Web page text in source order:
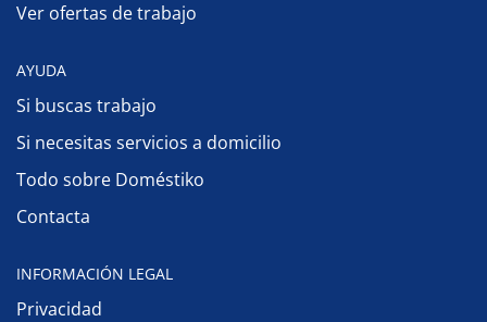
Ver ofertas de trabajo
AYUDA
Si buscas trabajo
Si necesitas servicios a domicilio
Todo sobre Doméstiko
Contacta
INFORMACIÓN LEGAL
Privacidad